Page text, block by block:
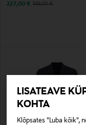
LISATEAVE
KOHTA
Klõpsates "Luba kõik",
Discounted Price
227,00 € Original Price
569,00 €